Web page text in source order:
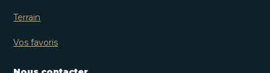
Terrain
Vos favoris